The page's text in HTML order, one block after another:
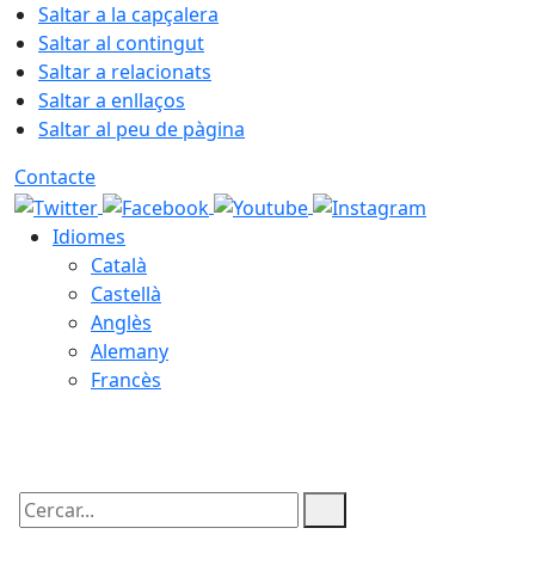
Saltar a la capçalera
Saltar al contingut
Saltar a relacionats
Saltar a enllaços
Saltar al peu de pàgina
Contacte
Idiomes
Català
Castellà
Anglès
Alemany
Francès
Cercar: